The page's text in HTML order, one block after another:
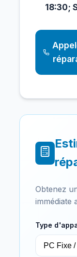
18:30;
Obtenez
immédiate
Type